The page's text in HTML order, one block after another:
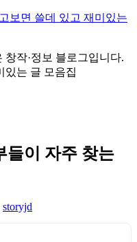
보면 쓸데 있고 재미있는
창작·정보 블로그입니다.
있는 글 모음집
들이 자주 찾는
storyjd